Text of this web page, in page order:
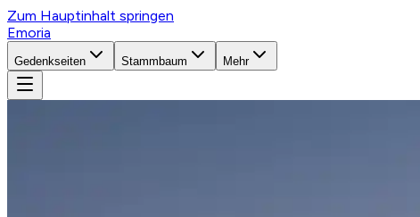
Zum Hauptinhalt springen
Emoria
Gedenkseiten Stammbaum Mehr